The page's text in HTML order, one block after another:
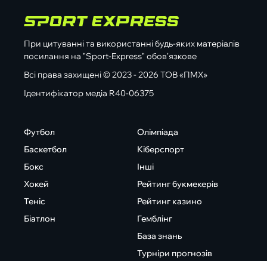
При цитуванні та використанні будь-яких матеріалів
посилання на "Sport-Express" обов'язкове
Всі права захищені © 2023 - 2026 ТОВ «ПМХ»
Ідентифікатор медіа R40-06375
Футбол
Баскетбол
Бокс
Хокей
Теніс
Біатлон
Олімпіада
Кіберспорт
Інші
Рейтинг букмекерів
Рейтинг казино
Гемблінг
База знань
Турніри прогнозів